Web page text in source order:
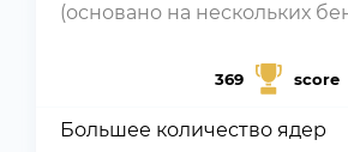
(основано на нескольких
369 score
Большее количество ядер